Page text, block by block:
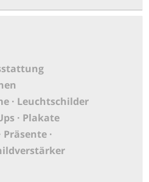
· Leuchtschilder
· Plakate
·